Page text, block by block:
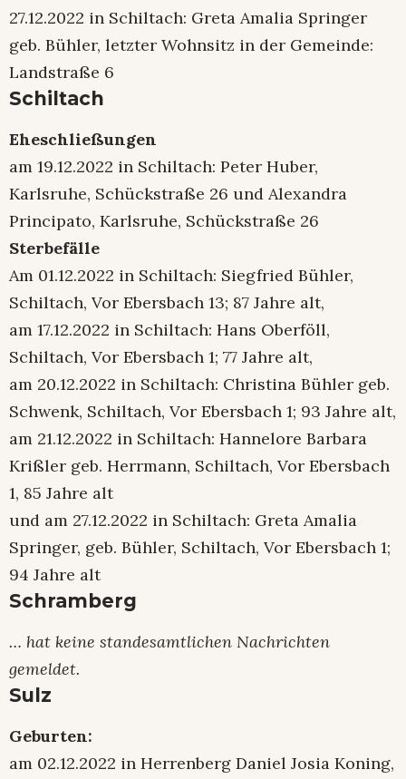
27.12.2022 in Schiltach: Greta Amalia Springer
geb. Bühler, letzter Wohnsitz in der Gemeinde:
Landstraße 6
Schiltach
Eheschließungen
am 19.12.2022 in Schiltach: Peter Huber,
Karlsruhe, Schückstraße 26 und Alexandra
Principato, Karlsruhe, Schückstraße 26
Sterbefälle
Am 01.12.2022 in Schiltach: Siegfried Bühler,
Schiltach, Vor Ebersbach 13; 87 Jahre alt,
am 17.12.2022 in Schiltach: Hans Oberföll,
Schiltach, Vor Ebersbach 1; 77 Jahre alt,
am 20.12.2022 in Schiltach: Christina Bühler geb.
Schwenk, Schiltach, Vor Ebersbach 1; 93 Jahre alt,
am 21.12.2022 in Schiltach: Hannelore Barbara
Krißler geb. Herrmann, Schiltach, Vor Ebersbach
1, 85 Jahre alt
und am 27.12.2022 in Schiltach: Greta Amalia
Springer, geb. Bühler, Schiltach, Vor Ebersbach 1;
94 Jahre alt
Schramberg
… hat keine standesamtlichen Nachrichten
gemeldet.
Sulz
Geburten:
am 02.12.2022 in Herrenberg Daniel Josia Koning,